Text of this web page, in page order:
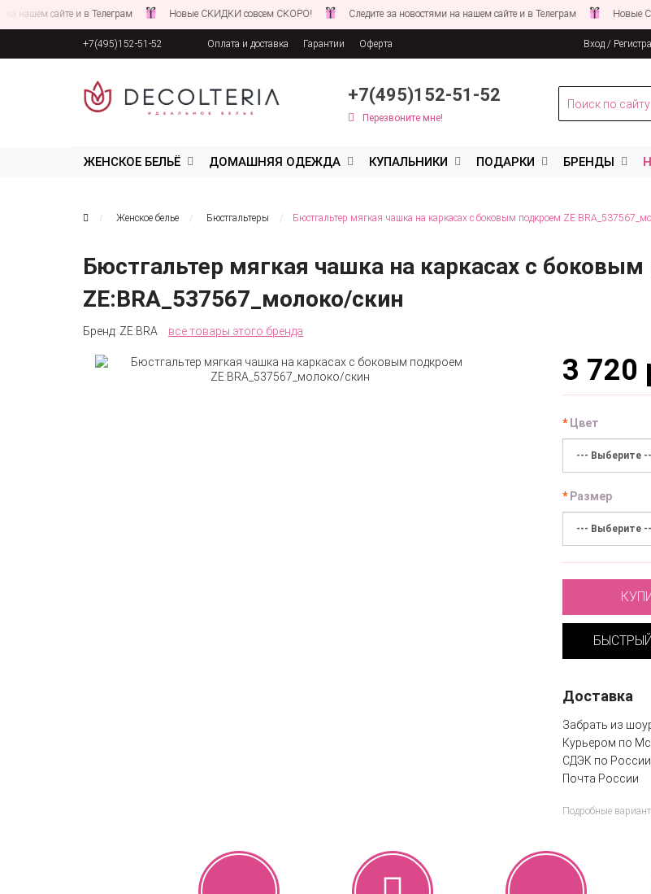
сайте и в Телеграм Новые СКИДКИ совсем СКОРО! Следите за новостями на нашем сайте и в Телеграм Новые
+7(495)152-51-52 Оплата и доставка Гарантии Оферта Вход /
+7(495)152-51-52
Перезвоните мне!
ЖЕНСКОЕ БЕЛЬЁ ДОМАШНЯЯ ОДЕЖДА КУПАЛЬНИКИ ПОДАРКИ БРЕНДЫ
Женское белье Бюстгальтеры Бюстгальтер мягкая чашка на каркасах с боковым подкроем
Бюстгальтер мягкая чашка на каркасах с
ZE:BRA_537567_молоко/скин
Бренд: ZE:BRA все товары этого бренда
3 720
Цвет
Размер
Доставка
Забрать из
Курьером по
СДЭК по
Почта России
Подробные